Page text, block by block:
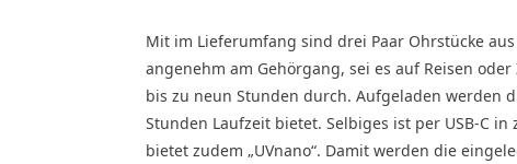
Mit im Lieferumfang sind drei Paar Ohrstücke
angenehm am Gehörgang, sei es auf Reisen
bis zu neun Stunden durch. Aufgeladen werden
Stunden Laufzeit bietet. Selbiges ist per USB-C
bietet zudem „UVnano“. Damit werden die